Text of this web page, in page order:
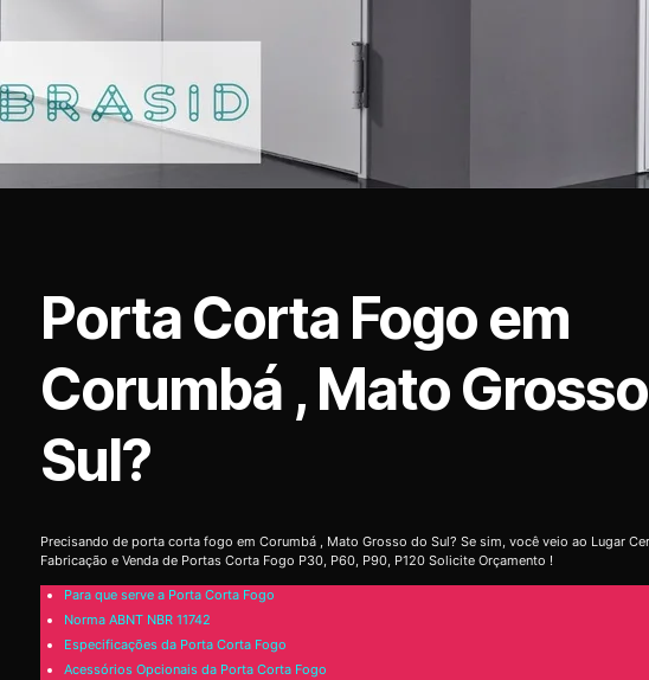
Porta Corta Fogo em
Corumbá , Mato
Sul?
Precisando de porta corta fogo em Corumbá , Mato Grosso do Sul? Se sim, você veio ao Lugar
Fabricação e Venda de Portas Corta Fogo P30, P60, P90, P120 Solicite Orçamento !
Para que serve a Porta Corta Fogo
Norma ABNT NBR 11742
Especificações da Porta Corta Fogo
Acessórios Opcionais da Porta Corta Fogo